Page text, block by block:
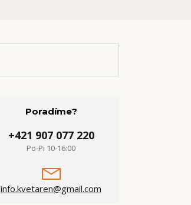
Poradíme?
+421 907 077 220
Po-Pi 10-16:00
info.kvetaren@gmail.com